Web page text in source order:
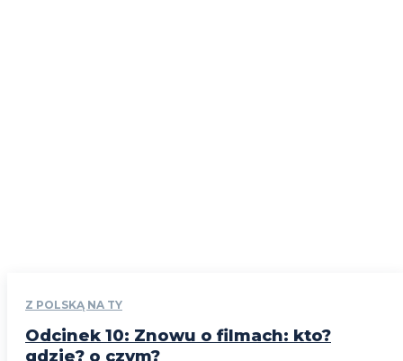
Z POLSKĄ NA TY
Odcinek 10: Znowu o filmach: kto?
gdzie? o czym?